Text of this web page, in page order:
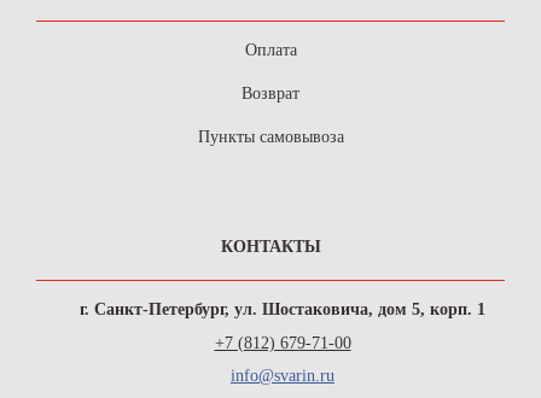
Оплата
Возврат
Пункты самовывоза
КОНТАКТЫ
г. Санкт-Петербург, ул. Шостаковича, дом 5, корп. 1
+7 (812) 679-71-00
info@svarin.ru